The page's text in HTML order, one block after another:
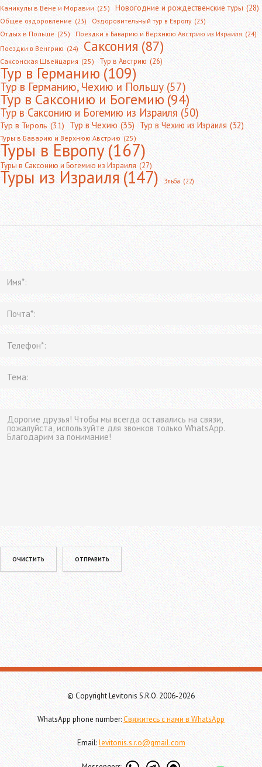
Каникулы в Вене и Моравии (25) Новогодние и рождественские туры (28)
Общее оздоровление (23) Оздоровительный тур в Европу (23)
Отдых в Польше (25) Поездки в Баварию и Верхнюю Австрию из Израиля (24)
Поездки в Венгрию (24) Саксония(87)
Саксонская Швейцария (25) Тур в Австрию (26)
Тур в Германию(109)
Тур в Германию, Чехию и Польшу (57)
Тур в Саксонию и Богемию(94)
Тур в Саксонию и Богемию из Израиля (50)
Тур в Тироль (31) Тур в Чехию (35) Тур в Чехию из Израиля (32)
Туры в Баварию и Верхнюю Австрию (25)
Туры в Европу(167)
Туры в Саксонию и Богемию из Израиля (27)
Туры из Израиля(147) Эльба (22)
Please leave this field empty.
© Copyright Levitonis S.R.O. 2006-2026
WhatsApp phone number:Свяжитесь с нами в WhatsApp
Email:levitonis.s.r.o@gmail.com